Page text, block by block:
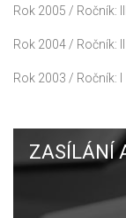
Rok 2005 / Ročník: III
Rok 2004 / Ročník: II
Rok 2003 / Ročník: I
ZASÍLÁNÍ